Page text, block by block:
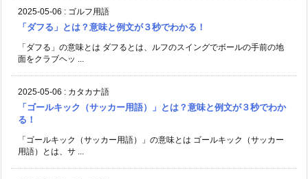
2025-05-06 : ゴルフ用語
「ダフる」とは？意味と例文が３秒でわかる！
「ダフる」の意味とは ダフるとは、ルフのスイングでボールの手前の地
面をクラブヘッ ...
2025-05-06 : カタカナ語
「ゴールキック（サッカー用語）」とは？意味と例文が３秒でわか
る！
「ゴールキック（サッカー用語）」の意味とは ゴールキック（サッカー
用語）とは、サ ...